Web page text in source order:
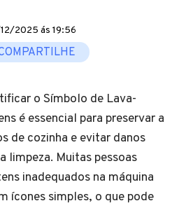
2025 ás 19:56
o Símbolo de Lava-
é essencial para preservar a
de cozinha e evitar danos
limpeza. Muitas pessoas
inadequados na máquina
ícones simples, o que pode